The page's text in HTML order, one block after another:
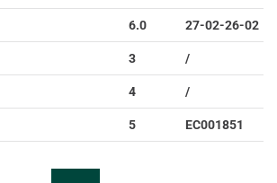
6.0 27-02-26-02
3 /
4 /
5 EC001851